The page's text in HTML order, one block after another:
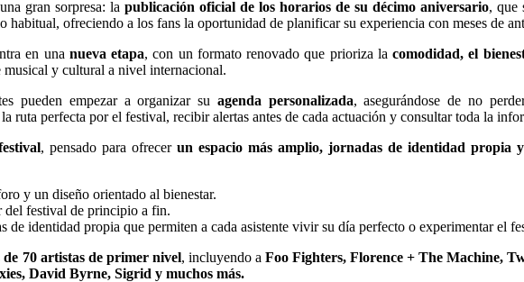
gran sorpresa: la publicación oficial de los horarios de su décimo aniversario, que
habitual, ofreciendo a los fans la oportunidad de planificar su experiencia con meses de
en una nueva etapa, con un formato renovado que prioriza la comodidad, el
y cultural a nivel internacional.
pueden empezar a organizar su agenda personalizada, asegurándose de no
ruta perfecta por el festival, recibir alertas antes de cada actuación y consultar toda la
, pensado para ofrecerun espacio más amplio, jornadas de identidad propia
y un diseño orientado al bienestar.
del festival de principio a fin.
de identidad propia que permiten a cada asistente vivir su día perfecto o experimentar el
de 70 artistas de primer nivel, incluyendo a Foo Fighters, Florence + The Machine,
David Byrne, Sigrid y muchos más.